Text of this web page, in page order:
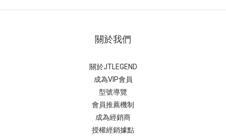
關於我們
關於JTLEGEND
成為VIP會員
型號導覽
會員推薦機制
成為經銷商
授權經銷據點